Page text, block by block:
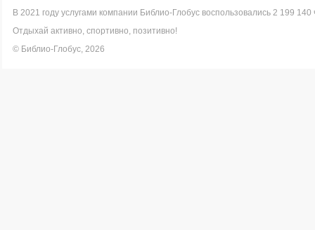
В 2021 году услугами компании Библио-Глобус воспользовались 2 199 140
Отдыхай активно, спортивно, позитивно!
© Библио-Глобус, 2026